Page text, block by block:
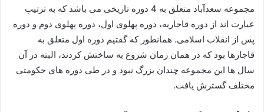
مجموعه سعدآباد متعلق به 4 دوره تاریخی می باشد که به ترتیب
عبارت اند از دوره قاجاریه، دوره پهلوی اول، دوره پهلوی دوم و دوره
پس از انقلاب اسلامی. همانطور که گفتیم دوره اول متعلق به
قاجارها بود که در همان زمان شروع به ساختش کردند، البته در آن
سال ها این مجموعه چندان بزرگ نبود و در طی دوره های حکومتی
مختلف گسترش یافت.